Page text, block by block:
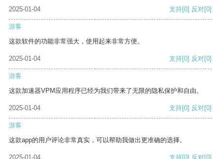
2025-01-04 支持[0] 反对[0]
游客
这款软件的功能非常强大，使用起来非常方便。
2025-01-04 支持[0] 反对[0]
游客
这款加速器VPM应用程序已经为我们带来了无限的隐私保护和自由。
2025-01-04 支持[0] 反对[0]
游客
这款app的用户评论非常真实，可以帮助我做出更准确的选择。
2025-01-04 支持[0] 反对[0]